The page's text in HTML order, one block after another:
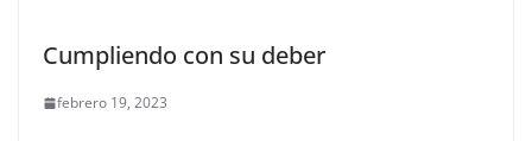
Cumpliendo con su deber
febrero 19, 2023